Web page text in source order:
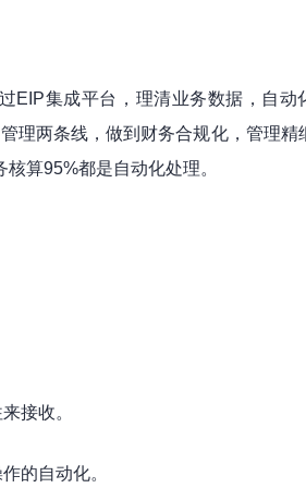
EIP集成平台，理清业务数据，自动
理两条线，做到财务合规化，管理精
算95%都是自动化处理。
接收。
的自动化。